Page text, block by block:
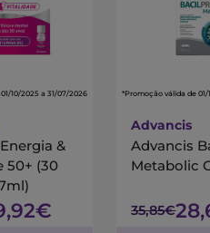
10/2025 a 31/07/2026
&
50+ (30
*Promoção válida de
Advancis
Advancis
Metabolic
35,85€